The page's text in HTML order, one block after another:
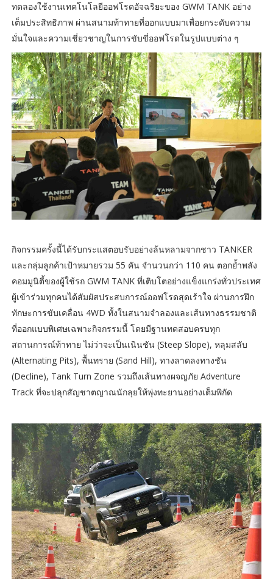
ทดลองใช้งานเทคโนโลยีออฟโรดอัจฉริยะของ GWM TANK อย่าง
เต็มประสิทธิภาพ ผ่านสนามท้าทายที่ออกแบบมาเพื่อยกระดับความ
มั่นใจและความเชี่ยวชาญในการขับขี่ออฟโรดในรูปแบบต่าง ๆ
กิจกรรมครั้งนี้ได้รับกระแสตอบรับอย่างล้นหลามจากชาว TANKER
และกลุ่มลูกค้าเป้าหมายรวม 55 คัน จำนวนกว่า 110 คน ตอกย้ำพลัง
คอมมูนิตี้ของผู้ใช้รถ GWM TANK ที่เติบโตอย่างแข็งแกร่งทั่วประเทศ
ผู้เข้าร่วมทุกคนได้สัมผัสประสบการณ์ออฟโรดสุดเร้าใจ ผ่านการฝึก
ทักษะการขับเคลื่อน 4WD ทั้งในสนามจำลองและเส้นทางธรรมชาติ
ที่ออกแบบพิเศษเฉพาะกิจกรรมนี้ โดยมีฐานทดสอบครบทุก
สถานการณ์ท้าทาย ไม่ว่าจะเป็นเนินชัน (Steep Slope), หลุมสลับ
(Alternating Pits), พื้นทราย (Sand Hill), ทางลาดลงทางชัน
(Decline), Tank Turn Zone รวมถึงเส้นทางผจญภัย Adventure
Track ที่จะปลุกสัญชาตญาณนักลุยให้พุ่งทะยานอย่างเต็มพิกัด